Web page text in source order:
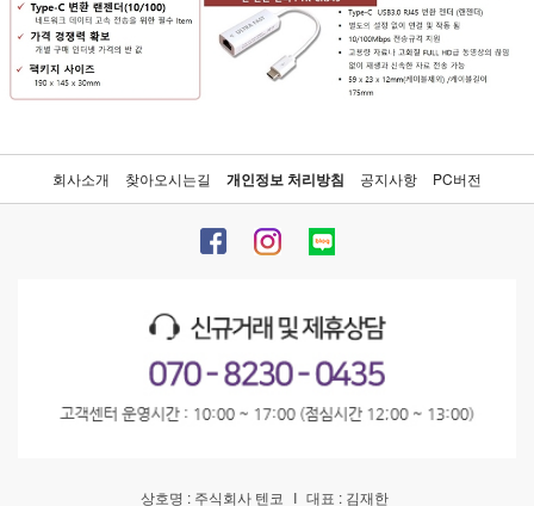
회사소개 찾아오시는길 개인정보 처리방침 공지사항 PC버전
상호명 : 주식회사 텐코 I 대표 : 김재한